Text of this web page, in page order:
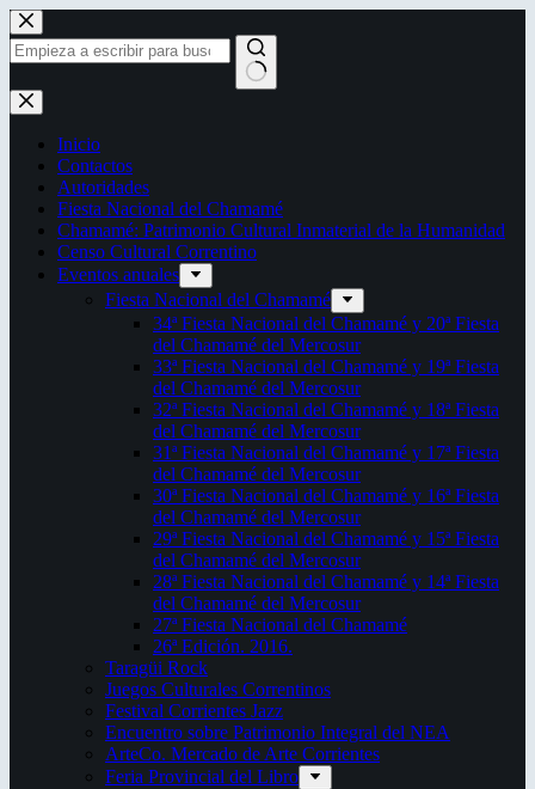
Saltar
al
contenido
Sin
resultados
Inicio
Contactos
Autoridades
Fiesta Nacional del Chamamé
Chamamé: Patrimonio Cultural Inmaterial de la Humanidad
Censo Cultural Correntino
Eventos anuales
Fiesta Nacional del Chamamé
34ª Fiesta Nacional del Chamamé y 20ª Fiesta
del Chamamé del Mercosur
33ª Fiesta Nacional del Chamamé y 19ª Fiesta
del Chamamé del Mercosur
32ª Fiesta Nacional del Chamamé y 18ª Fiesta
del Chamamé del Mercosur
31ª Fiesta Nacional del Chamamé y 17ª Fiesta
del Chamamé del Mercosur
30ª Fiesta Nacional del Chamamé y 16ª Fiesta
del Chamamé del Mercosur
29ª Fiesta Nacional del Chamamé y 15ª Fiesta
del Chamamé del Mercosur
28ª Fiesta Nacional del Chamamé y 14ª Fiesta
del Chamamé del Mercosur
27ª Fiesta Nacional del Chamamé
26ª Edición. 2016.
Taragüi Rock
Juegos Culturales Correntinos
Festival Corrientes Jazz
Encuentro sobre Patrimonio Integral del NEA
ArteCo. Mercado de Arte Corrientes
Feria Provincial del Libro